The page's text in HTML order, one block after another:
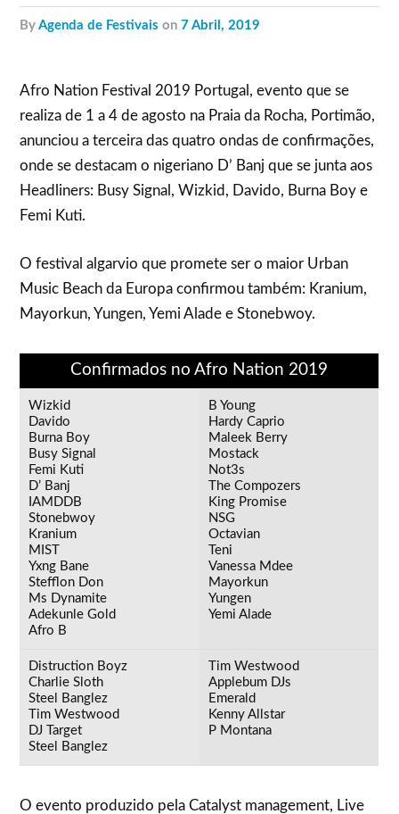
byAgenda de Festivais on 7 Abril, 2019
Afro Nation Festival 2019 Portugal, evento que se
realiza de 1 a 4 de agosto na Praia da Rocha, Portimão,
anunciou a terceira das quatro ondas de confirmações,
onde se destacam o nigeriano D’ Banj que se junta aos
Headliners: Busy Signal, Wizkid, Davido, Burna Boy e
Femi Kuti.
O festival algarvio que promete ser o maior Urban
Music Beach da Europa confirmou também: Kranium,
Mayorkun, Yungen, Yemi Alade e Stonebwoy.
Confirmados no Afro Nation 2019
Wizkid
Davido
Burna Boy
Busy Signal
Femi Kuti
D’ Banj
IAMDDB
Stonebwoy
Kranium
MIST
Yxng Bane
Stefflon Don
Ms Dynamite
Adekunle Gold
Afro B
B Young
Hardy Caprio
Maleek Berry
Mostack
Not3s
The Compozers
King Promise
NSG
Octavian
Teni
Vanessa Mdee
Mayorkun
Yungen
Yemi Alade
Distruction Boyz
Charlie Sloth
Steel Banglez
Tim Westwood
DJ Target
Steel Banglez
Tim Westwood
Applebum DJs
Emerald
Kenny Allstar
P Montana
O evento produzido pela Catalyst management, Live